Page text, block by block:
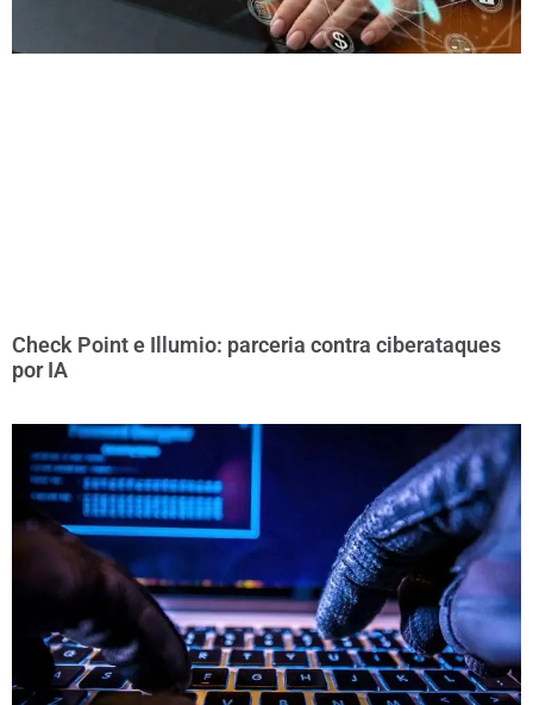
Check Point e Illumio: parceria contra ciberataques
por IA